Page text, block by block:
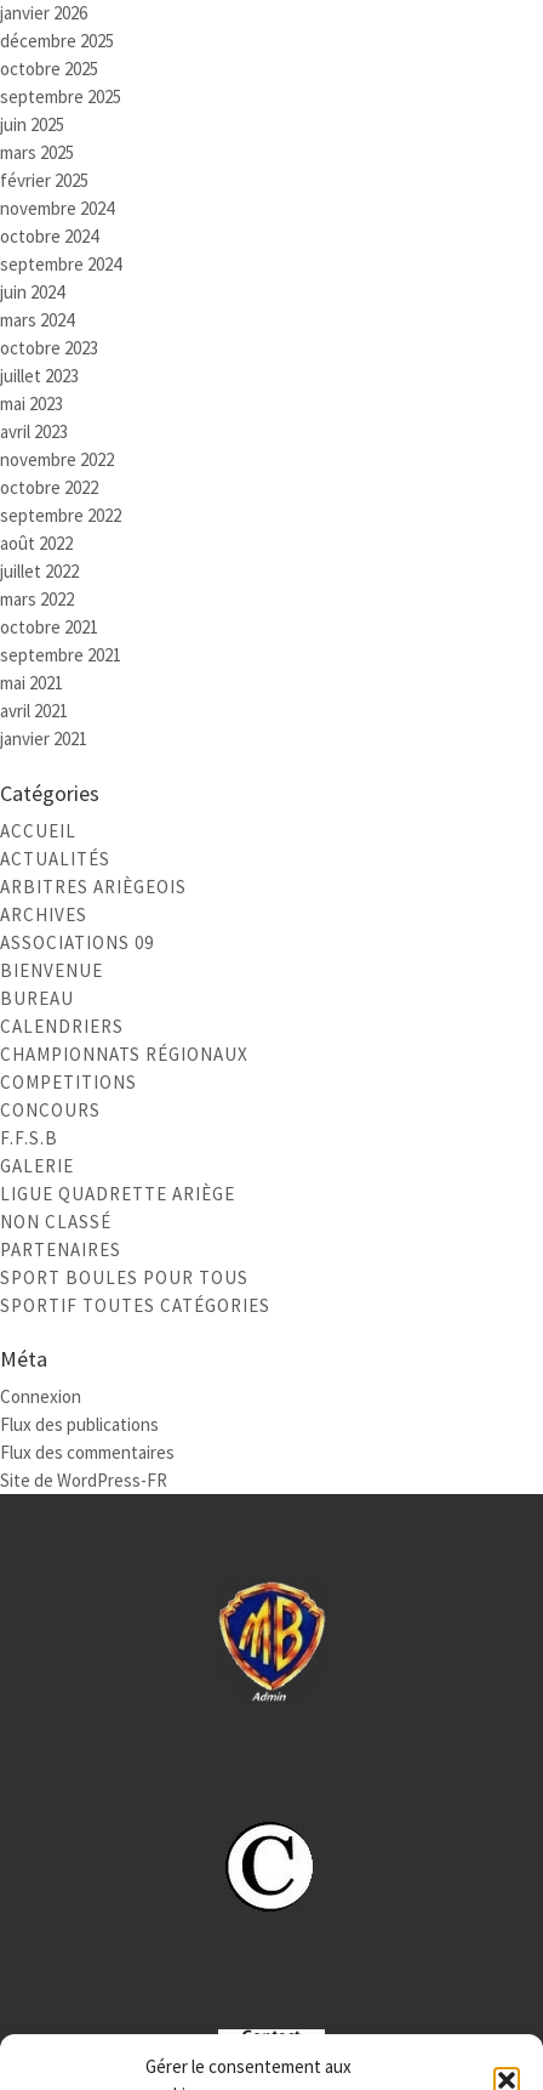
Gérer le consentement aux
janvier 2026
décembre 2025
octobre 2025
septembre 2025
juin 2025
mars 2025
février 2025
novembre 2024
octobre 2024
septembre 2024
juin 2024
mars 2024
octobre 2023
juillet 2023
mai 2023
avril 2023
novembre 2022
octobre 2022
septembre 2022
août 2022
juillet 2022
mars 2022
octobre 2021
septembre 2021
mai 2021
avril 2021
janvier 2021
Catégories
ACCUEIL
ACTUALITÉS
ARBITRES ARIÈGEOIS
ARCHIVES
ASSOCIATIONS 09
BIENVENUE
BUREAU
CALENDRIERS
CHAMPIONNATS RÉGIONAUX
COMPETITIONS
CONCOURS
F.F.S.B
GALERIE
LIGUE QUADRETTE ARIÈGE
NON CLASSÉ
PARTENAIRES
SPORT BOULES POUR TOUS
SPORTIF TOUTES CATÉGORIES
Méta
Connexion
Flux des publications
Flux des commentaires
Site de WordPress-FR